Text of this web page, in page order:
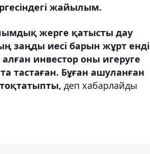
жайылым.
жерге қатысты дау
заңды иесі барын жұрт енді
инвестор оны игеруге
тастаған. Бұған ашуланған
деп хабарлайды